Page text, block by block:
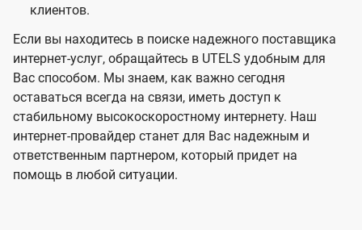
клиентов.
Если вы находитесь в поиске надежного поставщика
интернет-услуг, обращайтесь в UTELS удобным для
Вас способом. Мы знаем, как важно сегодня
оставаться всегда на связи, иметь доступ к
стабильному высокоскоростному интернету. Наш
интернет-провайдер станет для Вас надежным и
ответственным партнером, который придет на
помощь в любой ситуации.